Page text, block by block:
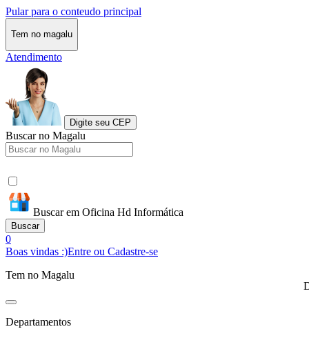
Pular para o conteudo principal
Tem no magalu
Atendimento
Digite seu CEP
Buscar no Magalu
Buscar em Oficina Hd Informática
Buscar
0
Boas vindas :)Entre ou Cadastre-se
Tem no Magalu
Departamentos